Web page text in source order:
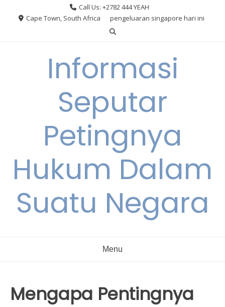
Call Us: +2782 444 YEAH
Cape Town, South Africa
pengeluaran singapore hari ini
Informasi
Seputar
Petingnya
Hukum Dalam
Suatu Negara
Menu
Mengapa Pentingnya